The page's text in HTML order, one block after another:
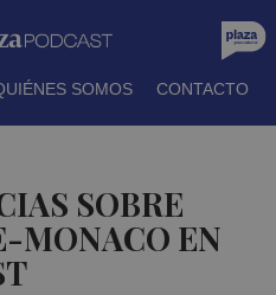
SOMOS CONTACTO
SOBRE
MONACO EN